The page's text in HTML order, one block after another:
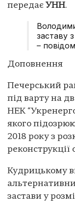
передає УНН.
заставу
–
Доповнення
Печерський
під варту на
НЕК
якого
2018 року з
реконструкції
Кудрицькому
застави у